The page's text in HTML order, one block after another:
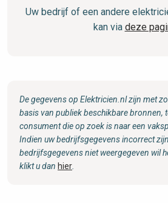
Uw bedrijf of een andere
kan via deze
De gegevens op Elektricien.nl zijn met
basis van publiek beschikbare bronnen,
consument die op zoek is naar een
Indien uw bedrijfsgegevens incorrect
bedrijfsgegevens niet weergegeven wil
klikt u dan hier